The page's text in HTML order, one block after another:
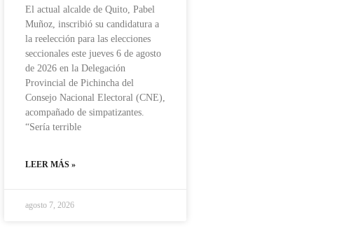
El actual alcalde de Quito, Pabel
Muñoz, inscribió su candidatura a
la reelección para las elecciones
seccionales este jueves 6 de agosto
de 2026 en la Delegación
Provincial de Pichincha del
Consejo Nacional Electoral (CNE),
acompañado de simpatizantes.
“Sería terrible
LEER MÁS »
agosto 7, 2026